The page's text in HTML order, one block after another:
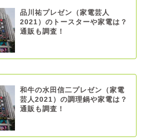
品川祐プレゼン（家電芸人
2021）のトースターや家電は？
通販も調査！
和牛の水田信二プレゼン（家電
芸人2021）の調理鍋や家電は？
通販も調査！